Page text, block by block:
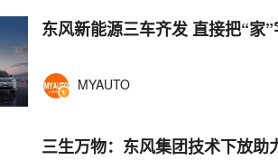
东风新能源三车齐发 直接把“家
MYAUTO
三生万物：东风集团技术下放助